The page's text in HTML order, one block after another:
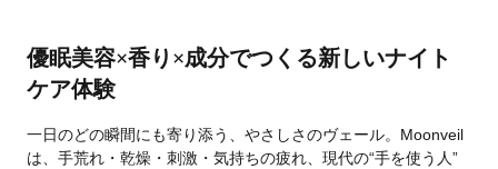
優眠美容×香り×成分でつくる新しいナイト
ケア体験
一日のどの瞬間にも寄り添う、やさしさのヴェール。Moonveil
は、手荒れ・乾燥・刺激・気持ちの疲れ、現代の“手を使う人”